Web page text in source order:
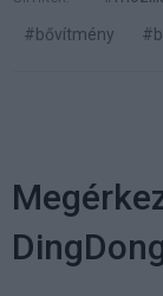
#bővítmény